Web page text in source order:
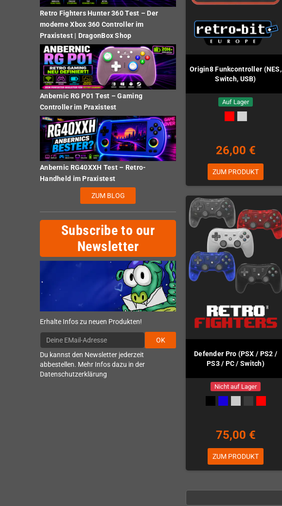
Retro Fighters Hunter 360 Test – Der
moderne Xbox 360 Controller im
Praxistest | DragonBox Shop
Anbernic RG P01 Test – Gaming
Controller im Praxistest
Anbernic RG40XXH Test – Retro-
Handheld im Praxistest
ZUM BLOG
Subscribe to our
Newsletter
Erhalte Infos zu neuen Produkten!
OK
Du kannst den Newsletter jederzeit
abbestellen. Mehr Infos dazu in der
Datenschutzerklärung
Origin8 Funkcontroller (NES,
Switch, USB)
Auf Lager
26,00 €
ZUM PRODUKT
Defender Pro (PSX / PS2 /
PS3 / PC / Switch)
Nicht auf Lager
75,00 €
ZUM PRODUKT